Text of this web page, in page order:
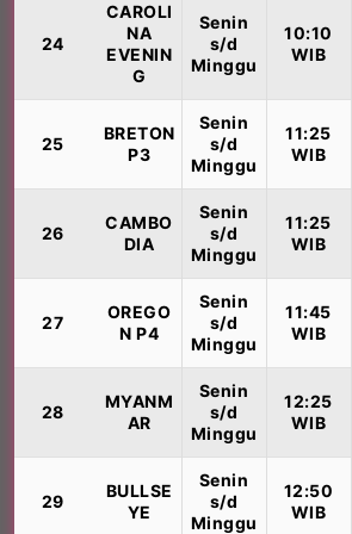
24
CAROLI
NA
EVENIN
G
Senin
s/d
Minggu
10:10
WIB
25
BRETON
P3
Senin
s/d
Minggu
11:25
WIB
26
CAMBO
DIA
Senin
s/d
Minggu
11:25
WIB
27
OREGO
N P4
Senin
s/d
Minggu
11:45
WIB
28
MYANM
AR
Senin
s/d
Minggu
12:25
WIB
29
BULLSE
YE
Senin
s/d
Minggu
12:50
WIB